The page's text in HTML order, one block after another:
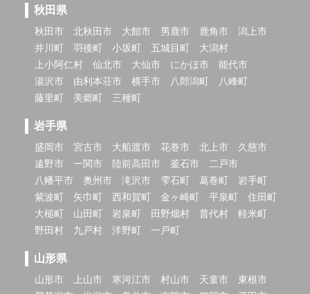
秋田県
秋田市 北秋田市 大館市 男鹿市 鹿角市
潟上市
井川町
羽後町 小坂町 五城目町
大潟村
上小阿仁村
仙北市 大仙市 にかほ市
能代市
湯沢市
由利本荘市 横手市 八郎潟町
八峰町
藤里町
美郷町 三種町
岩手県
盛岡市 宮古市 大船渡市 花巻市 北上市
久慈市
遠野市
一関市 陸前高田市 釜石市
二戸市
八幡平市
奥州市 滝沢市 雫石町 葛巻町
岩手町
紫波町
矢巾町 西和賀町 金ヶ崎町 平泉町
住田町
大槌町
山田町 岩泉町 田野畑村 普代村
軽米町
野田村
九戸村 洋野町 一戸町
山形県
山形市 上山市 寒河江市 村山市 天童市
東根市